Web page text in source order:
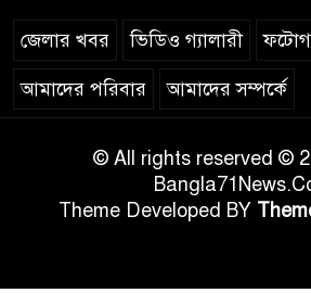
জেলার খবর ভিডিও গ্যালারী
আমাদের পরিবার আমাদের সম্পর্কে
© All rights reserved ©
Theme Developed BY